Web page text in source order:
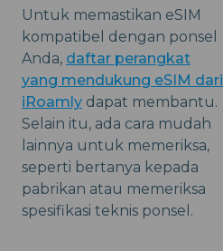
Untuk memastikan eSIM
kompatibel dengan ponsel
Anda, daftar perangkat
yang mendukung eSIM dari
iRoamly dapat membantu.
Selain itu, ada cara mudah
lainnya untuk memeriksa,
seperti bertanya kepada
pabrikan atau memeriksa
spesifikasi teknis ponsel.